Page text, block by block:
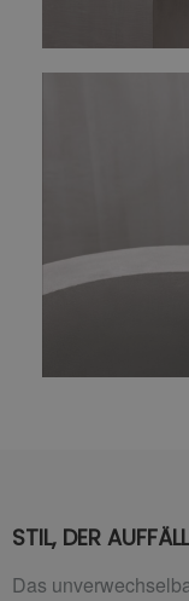
STIL, DER
Das